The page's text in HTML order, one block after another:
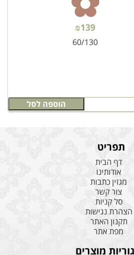
₪139
60/130
הוספה לסל
תפריט
דף הבית
אודותינו
מגזין כתבות
צור קשר
סל קניות
הצהרת נגישות
תקנון האתר
מפת אתר
מוצרים